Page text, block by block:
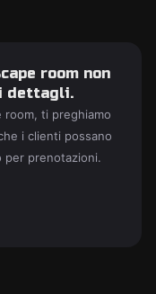
room non
dettagli.
room, ti preghiamo
i clienti possano
per prenotazioni.